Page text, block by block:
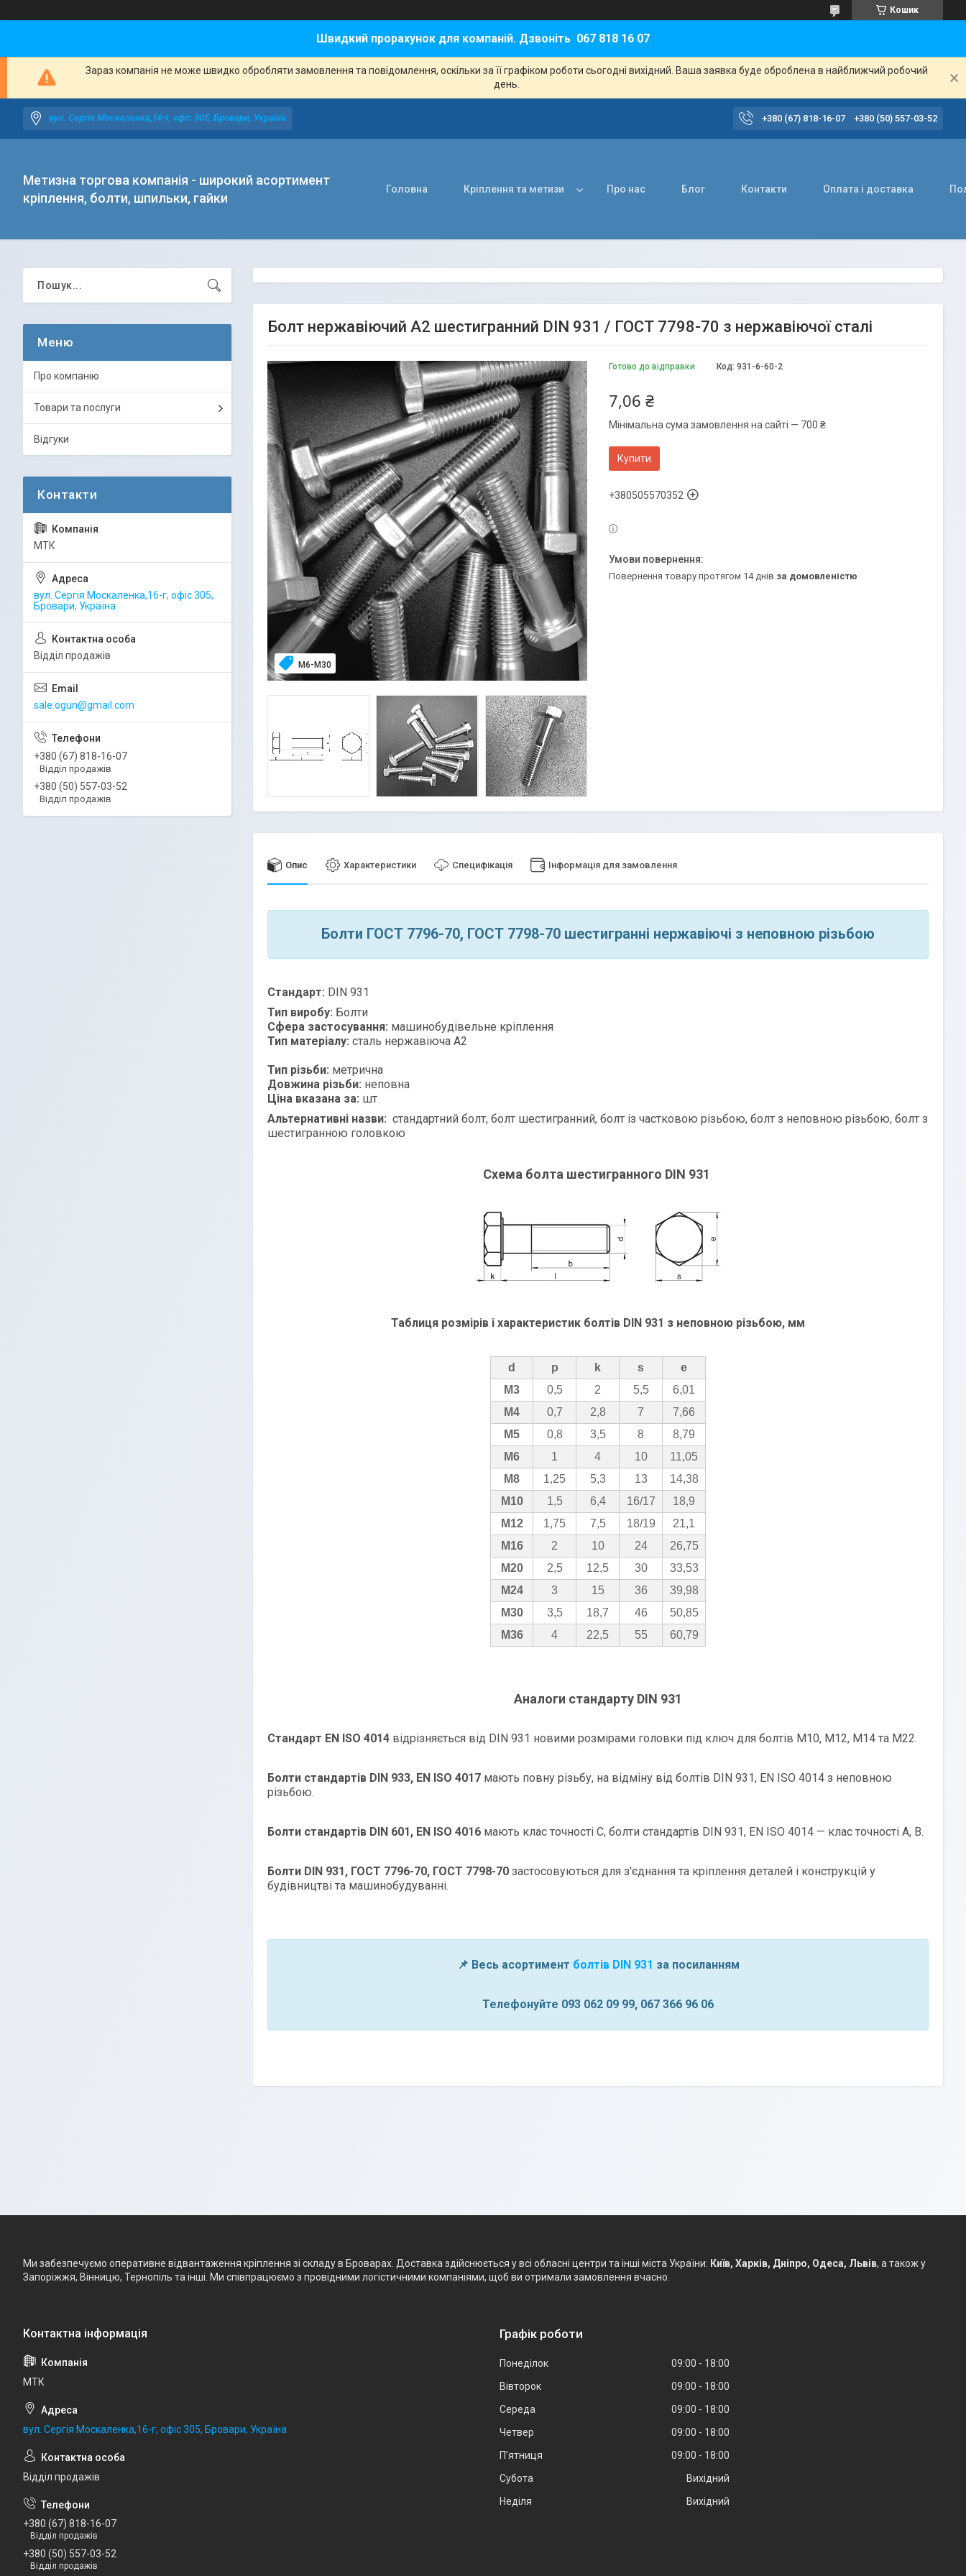
Кошик
Швидкий прорахунок для компаній. Дзвоніть 067 818 16 07
Зараз компанія не може швидко обробляти замовлення та повідомлення, оскільки за її графіком роботи сьогодні вихідний. Ваша заявка буде оброблена в найближчий робочий
день.
вул. Сергія Москаленка,16-г, офіс 305, Бровари, Україна +380 (67) 818-16-07 +380 (50) 557-03-52
Метизна торгова компанія - широкий асортимент
кріплення, болти, шпильки, гайки
Головна Кріплення та метизи Про нас Блог Контакти Оплата і доставка
Болт нержавіючий А2 шестигранний DIN 931 / ГОСТ 7798-70 з нержавіючої сталі
М6-М30
Готово до відправки Код: 931-6-60-2
7,06 ₴
Мінімальна сума замовлення на сайті — 700 ₴
Купити
+380505570352
повернення товару протягом 14 днів за домовленістю
Опис Характеристики Специфікація Інформація для замовлення
Болти ГОСТ 7796-70, ГОСТ 7798-70 шестигранні нержавіючі з неповною різьбою
Стандарт: DIN 931
Тип виробу: Болти
Сфера застосування: машинобудівельне кріплення
Тип матеріалу: сталь нержавіюча А2
Тип різьби: метрична
Довжина різьби: неповна
Ціна вказана за: шт
Альтернативні назви: стандартний болт, болт шестигранний, болт із частковою різьбою, болт з неповною різьбою, болт з
шестигранною головкою
Схема болта шестигранного DIN 931
Таблиця розмірів і характеристик болтів DIN 931 з неповною різьбою, мм
d p k s
e
М3
0,5 2 5,5
6,01
М4
0,7 2,8 7
7,66
М5
0,8 3,5 8
8,79
М6
1 4 10
11,05
М8
1,25 5,3 13
14,38
М10
1,5 6,4 16/17
18,9
М12
1,75 7,5 18/19
21,1
М16
2 10 24
26,75
М20
2,5 12,5 30
33,53
М24
3 15 36
39,98
М30
3,5 18,7 46
50,85
М36
4 22,5 55 60,79
Аналоги стандарту DIN 931
Стандарт EN ISO 4014 відрізняється від DIN 931 новими розмірами головки під ключ для болтів M10, М12, М14 та М22.
Болти стандартів DIN 933, EN ISO 4017 мають повну різьбу, на відміну від болтів DIN 931, EN ISO 4014 з неповною
різьбою.
Болти стандартів DIN 601, EN ISO 4016 мають клас точності C, болти стандартів DIN 931, EN ISO 4014 — клас точності А, В.
Болти DIN 931, ГОСТ 7796-70, ГОСТ 7798-70 застосовуються для з'єднання та кріплення деталей і конструкцій у
будівництві та машинобудуванні.
📌 Весь асортимент болтів DIN 931 за посиланням
Телефонуйте 093 062 09 99, 067 366 96 06
Про компанію
Товари та послуги
Відгуки
МТК
вул. Сергія Москаленка,16-г, офіс 305,
Бровари, Україна
Відділ продажів
sale.ogun@gmail.com
+380 (67) 818-16-07
Відділ продажів
+380 (50) 557-03-52
Відділ продажів
Ми забезпечуємо оперативне відвантаження кріплення зі складу в Броварах. Доставка здійснюється у всі обласні центри та інші міста України: Київ, Харків, Дніпро, Одеса, Львів, а також у
Запоріжжя, Вінницю, Тернопіль та інші. Ми співпрацюємо з провідними логістичними компаніями, щоб ви отримали замовлення вчасно.
МТК
вул. Сергія Москаленка,16-г, офіс 305, Бровари, Україна
Відділ продажів
+380 (67) 818-16-07
Відділ продажів
+380 (50) 557-03-52
Відділ продажів
Графік роботи
Понеділок 09:00
18:00
Вівторок
09:00
18:00
Середа
09:00
18:00
Четвер
09:00
18:00
Пʼятниця
09:00
18:00
Субота
Вихідний
Неділя
Вихідний